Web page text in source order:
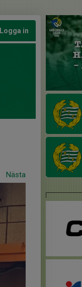
Logga in
Nästa